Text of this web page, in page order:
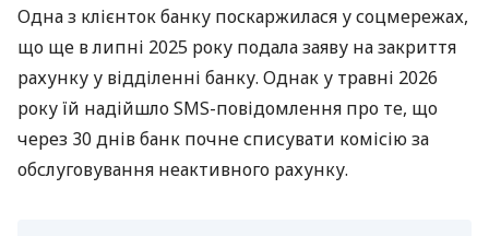
Одна з клієнток банку поскаржилася у соцмережах,
що ще в липні 2025 року подала заяву на закриття
рахунку у відділенні банку. Однак у травні 2026
року їй надійшло SMS-повідомлення про те, що
через 30 днів банк почне списувати комісію за
обслуговування неактивного рахунку.